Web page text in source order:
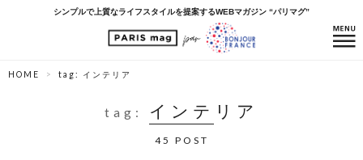
シンプルで上質なライフスタイルを提案するWEBマガジン “パリマグ”
HOME tag: インテリア
tag: インテリア
45 POST